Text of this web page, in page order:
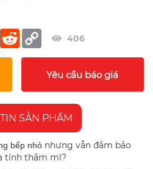
Pinterest
Reddit Copy
Link
406
Yêu cầu báo giá
SẢN PHẨM
bếp nhỏ nhưng vẫn đảm bảo
tính thẩm mĩ?